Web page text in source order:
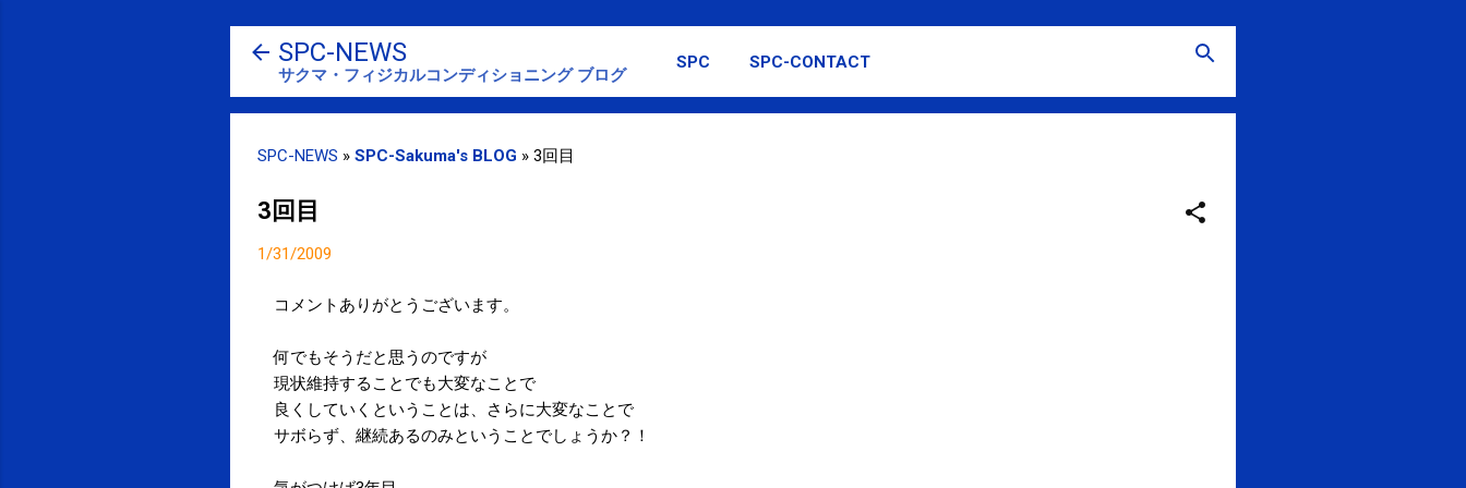
スキップしてメイン コンテンツに移動
SPC-NEWS
サクマ・フィジカルコンディショニング ブログ
SPC SPC-CONTACT
SPC-NEWS » SPC-Sakuma's BLOG » 3回目
3回目
1/31/2009
コメントありがとうございます。
何でもそうだと思うのですが
現状維持することでも大変なことで
良くしていくということは、さらに大変なことで
サボらず、継続あるのみということでしょうか？！